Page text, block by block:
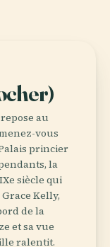
au
vous
princier
la
siècle qui
Kelly,
de la
et sa vue
ralentit.